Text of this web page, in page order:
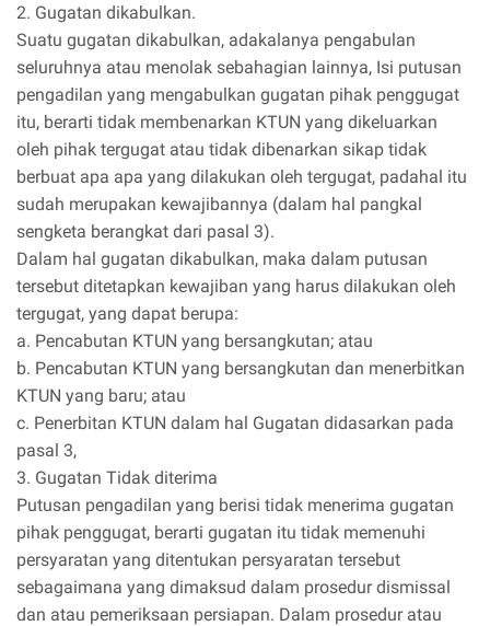
2. Gugatan dikabulkan.
Suatu gugatan dikabulkan, adakalanya pengabulan
seluruhnya atau menolak sebahagian lainnya, Isi putusan
pengadilan yang mengabulkan gugatan pihak penggugat
itu, berarti tidak membenarkan KTUN yang dikeluarkan
oleh pihak tergugat atau tidak dibenarkan sikap tidak
berbuat apa apa yang dilakukan oleh tergugat, padahal itu
sudah merupakan kewajibannya (dalam hal pangkal
sengketa berangkat dari pasal 3).
Dalam hal gugatan dikabulkan, maka dalam putusan
tersebut ditetapkan kewajiban yang harus dilakukan oleh
tergugat, yang dapat berupa:
a. Pencabutan KTUN yang bersangkutan; atau
b. Pencabutan KTUN yang bersangkutan dan menerbitkan
KTUN yang baru; atau
c. Penerbitan KTUN dalam hal Gugatan didasarkan pada
pasal 3,
3. Gugatan Tidak diterima
Putusan pengadilan yang berisi tidak menerima gugatan
pihak penggugat, berarti gugatan itu tidak memenuhi
persyaratan yang ditentukan persyaratan tersebut
sebagaimana yang dimaksud dalam prosedur dismissal
dan atau pemeriksaan persiapan. Dalam prosedur atau